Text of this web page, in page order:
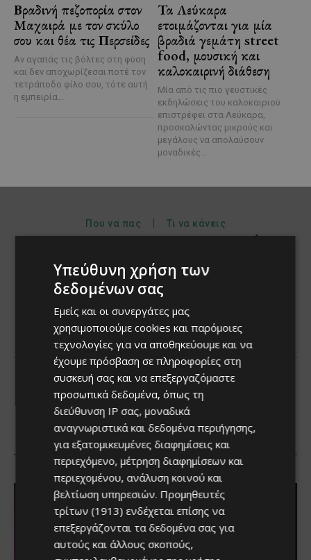
Βραδινή πεζοπορία στον
Μαχαιρά με τον σκύλο
σου και θέα τις Περσείδες
Αν αγαπάς τις βόλτες στη φύση
και δεν αποχωρίζεσαι ποτέ τον
τετράποδο φίλο σου, τότε αυτή
η εμπειρία...
Τα Λεύκαρα
ετοιμάζονται για μία
βραδιά γεμάτη street
food, μουσική και
καλοκαιρινή διάθεση
Μία από τις πιο γευστικές
εκδηλώσεις του καλοκαιριού
επιστρέφει στα Λεύκαρα,
προσκαλώντας μικρούς και
μεγάλους να απολαύσουν
μοναδικές...
Υπεύθυνη χρήση των
δεδομένων σας
Εμείς και οι συνεργάτες μας
χρησιμοποιούμε cookies και παρόμοιες
τεχνολογίες για να αποθηκεύουμε και να
έχουμε πρόσβαση σε πληροφορίες στη
συσκευή σας και να επεξεργαζόμαστε
προσωπικά δεδομένα, όπως τη
διεύθυνση IP σας, μοναδικά
αναγνωριστικά και δεδομένα περιήγησης,
για εξατομικευμένες διαφημίσεις και
περιεχόμενο, μέτρηση διαφημίσεων και
περιεχομένου, ανάλυση κοινού και
βελτίωση υπηρεσιών. Προμηθευτές
τρίτων (1913) ενδέχεται επίσης να
επεξεργάζονται τα δεδομένα σας για
αυτούς και άλλους σκοπούς,